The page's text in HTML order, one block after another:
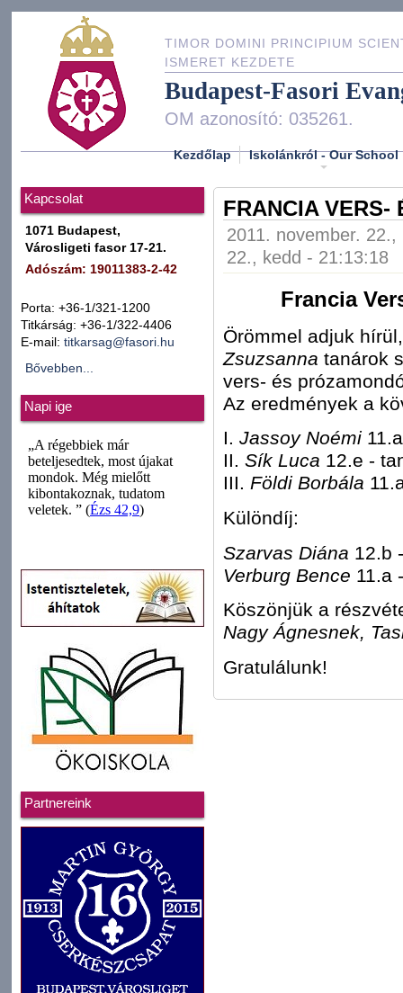
TIMOR DOMINI PRINCIPIUM
ISMERET KEZDETE
Budapest-Fasori
OM azonosító: 035261.
Kezdőlap Iskolánkról - Our School
Kapcsolat
1071 Budapest,
Városligeti fasor 17-21.
Adószám: 19011383-2-42
Porta: +36-1/321-1200
Titkárság: +36-1/322-4406
E-mail: titkarsag@fasori.hu
Bővebben...
Napi ige
Partnereink
FRANCIA VERS-
2011. november.
22., kedd - 21:13:18
Francia
Örömmel adjuk
Zsuzsanna tanárok
vers- és
Az eredmények a
I. Jassoy Noémi
II. Sík Luca 12.e -
III. Földi Borbála
Különdíj:
Szarvas Diána 12.b
Verburg Bence 11.a
Köszönjük a
Nagy Ágnesnek,
Gratulálunk!